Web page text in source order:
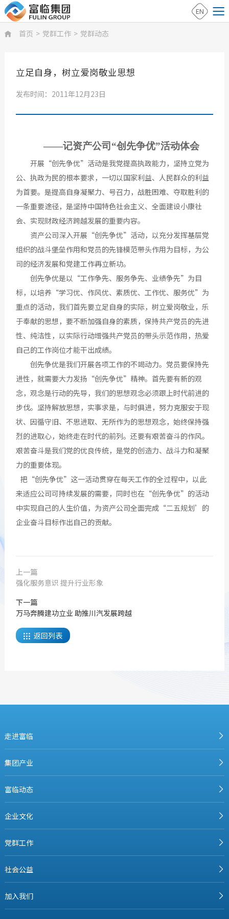
EN
 首页 > 党群工作 > 党群动态
立足自身，树立爱岗敬业思想
发布时间：2011年12月23日
——记资产公司“创先争优”活动体会
开展“创先争优”活动是我党提高执政能力，坚持立党为
公、执政为民的根本要求，一切以国家利益、人民群众的利益
为首要。是提高自身凝聚力、号召力，战胜困难、夺取胜利的
一条重要途径，是坚持中国特色社会主义、全面建设小康社
会、实现财政经济跨越发展的重要内容。
资产公司深入开展“创先争优”活动，以充分发挥基层党
组织的战斗堡垒作用和党员的先锋模范带头作用为目标，为公
司的经济发展和党建工作再立新功。
创先争优是以“工作争先、服务争先、业绩争先”为目
标，以培养“学习优、作风优、素质优、工作优、服务优”为
重点的活动，我们首先要立足自身的实际，树立爱岗敬业，乐
于奉献的思想，要不断加强自身的素质，保持共产党员的先进
性、纯洁性，以实际行动增强共产党员的带头示范作用，热爱
自己的工作岗位才能干出成绩。
创先争优是我们开展各项工作的不竭动力。党员要保持先
进性，就需要大力发扬“创先争优”精神。首先要有新的观
念，观念是行动的先导，我们的思想观念必须跟上时代前进的
步伐。坚持解放思想，实事求是，与时俱进，努力克服安于现
状、因循守旧、不思进取、无所作为的思想观念，始终保持强
烈的进取心，始终走在时代的前列。还要有艰苦奋斗的作风。
艰苦奋斗是我们党的优良传统，是党的创造力、战斗力和凝聚
力的重要体现。
把“创先争优”这一活动贯穿在每天工作的全过程中，以此
来适应公司可持续发展的需要，同时也在“创先争优”的活动
中实现自己的人生价值，为资产公司全面完成“二五规划’的
企业奋斗目标作出自己的贡献。
上一篇
强化服务意识 提升行业形象
下一篇
万马奔腾建功立业 助推川汽发展跨越
 返回列表
走进富临
集团产业
富临动态
企业文化
党群工作
社会公益
加入我们